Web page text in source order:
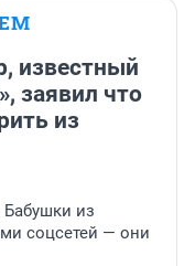
известный
заявил что
из
Бабушки из
соцсетей — они